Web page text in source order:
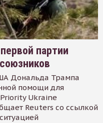
партии
Дональда Трампа
помощи для
Ukraine
Reuters со ссылкой